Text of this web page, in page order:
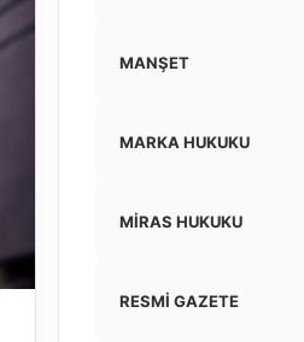
MANŞET
MARKA HUKUKU
MİRAS HUKUKU
RESMİ GAZETE